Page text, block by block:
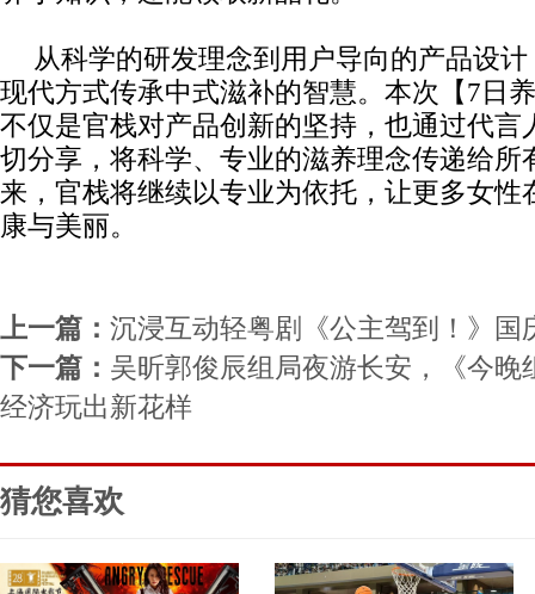
从科学的研发理念到用户导向的产品设
现代方式传承中式滋补的智慧。本次【7日
不仅是官栈对产品创新的坚持，也通过代言
切分享，将科学、专业的滋养理念传递给所
来，官栈将继续以专业为依托，让更多女性
康与美丽。
上一篇： 沉浸互动轻粤剧《公主驾到！》国
下一篇： 吴昕郭俊辰组局夜游长安，《今晚
经济玩出新花样
猜您喜欢